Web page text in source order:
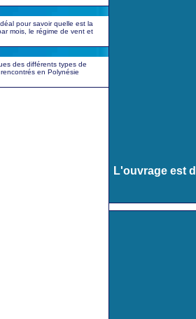
pour savoir quelle est la
mois, le régime de vent et
des différents types de
en Polynésie
L'ouvrage est